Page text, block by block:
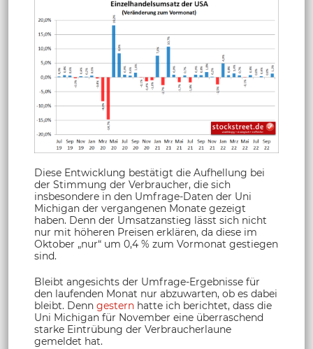
Diese Entwicklung bestätigt die Aufhellung bei
der Stimmung der Verbraucher, die sich
insbesondere in den Umfrage-Daten der Uni
Michigan der vergangenen Monate gezeigt
haben. Denn der Umsatzanstieg lässt sich nicht
nur mit höheren Preisen erklären, da diese im
Oktober „nur“ um 0,4 % zum Vormonat gestiegen
sind.
Bleibt angesichts der Umfrage-Ergebnisse für
den laufenden Monat nur abzuwarten, ob es dabei
bleibt. Denn gestern hatte ich berichtet, dass die
Uni Michigan für November eine überraschend
starke Eintrübung der Verbraucherlaune
gemeldet hat.